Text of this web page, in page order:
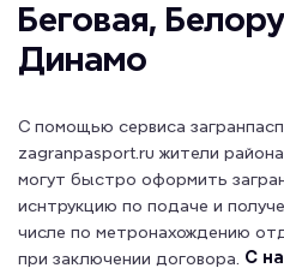
Беговая,
Динамо
С помощью сервиса
zagranpasport.ru жители
могут быстро оформить
иснтрукцию по подаче и
числе по метронахождению
при заключении договора. С